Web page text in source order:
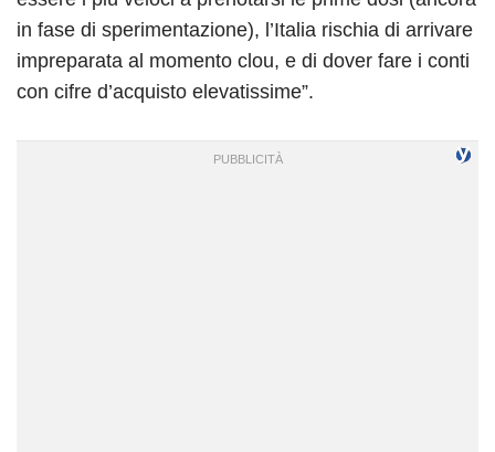
in fase di sperimentazione), l’Italia rischia di arrivare
impreparata al momento clou, e di dover fare i conti
con cifre d’acquisto elevatissime”.